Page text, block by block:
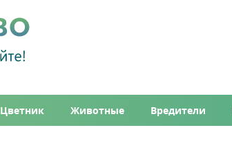
Цветник Животные Вредители